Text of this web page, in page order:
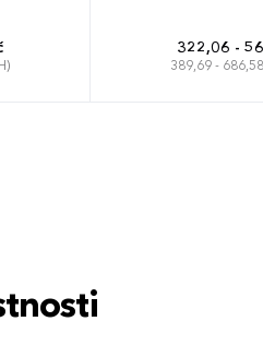
322,06 -
389,69 - 686,58